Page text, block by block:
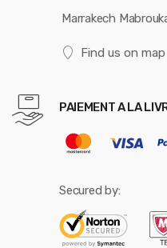
Marrakech
Find us on map
PAIEMENT A LA
Secured by: